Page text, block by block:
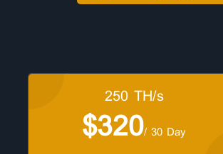
250 TH/s
$320/ 30 Day